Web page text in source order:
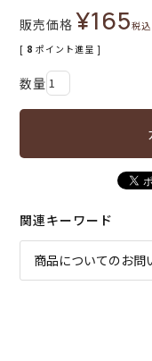
販売価格 ¥165税込
[ 8 ポイント進呈 ]
関連キーワード
商品についてのお問